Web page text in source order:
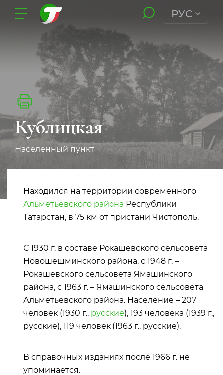
РУС
Кублицкая
Населенный пункт
Находился на территории современного
Альметьевского района Республики
Татарстан, в 75 км от пристани Чистополь.
С 1930 г. в составе Рокашевского сельсовета
Новошешминского района, с 1948 г. –
Рокашевского сельсовета Ямашинского
района, с 1963 г. – Ямашинского сельсовета
Альметьевского района. Население – 207
человек (1930 г., русские), 193 человека (1939 г.,
русские), 119 человек (1963 г., русские).
В справочных изданиях после 1966 г. не
упоминается.